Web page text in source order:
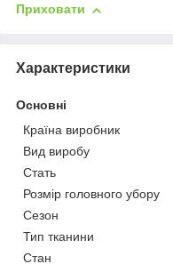
Приховати
Характеристики
Основні
Країна виробник
Вид виробу
Стать
Розмір головного убору
Сезон
Тип тканини
Стан